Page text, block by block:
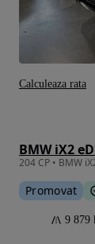
BMW iX2
204 CP • BMW
Promovat
9 879
Calculeaza rata